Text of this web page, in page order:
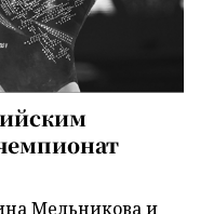
Мельникова и